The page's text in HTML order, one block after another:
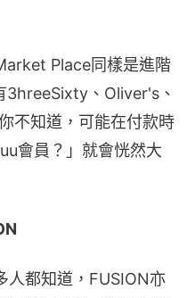
Place同樣是進階
3hreeSixty、Oliver's、
不知道，可能在付款時
會員？」就會恍然大
人都知道，FUSION亦